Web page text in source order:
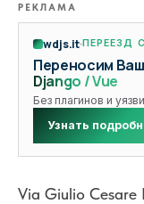
РЕКЛАМА
wdjs.it ПЕРЕЕЗД С
Переносим
Django / Vue
Без плагинов и
Узнать
Via Giulio Cesare